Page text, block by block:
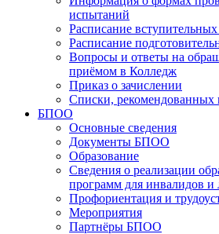
испытаний
Расписание
Расписание
Вопросы и ответы на
приёмом в Колледж
Приказ о зачислении
Списки, рекомендованных
БПОО
Основные сведения
Документы БПОО
Образование
Сведения о реализации
программ для инвалидов
Профориентация и
Мероприятия
Партнёры БПОО